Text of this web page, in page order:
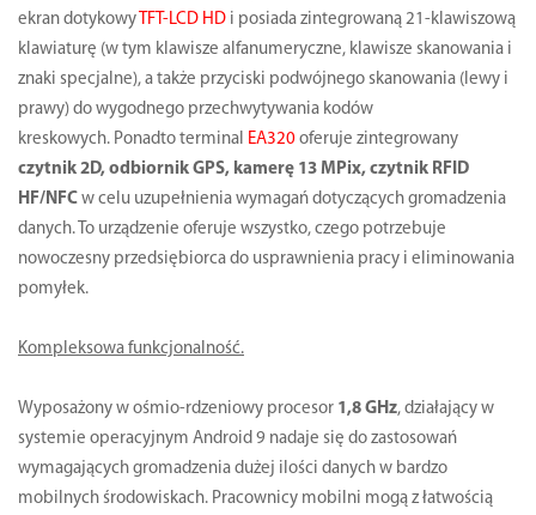
ekran dotykowy TFT-LCD HD i posiada zintegrowaną 21-klawiszową
klawiaturę (w tym klawisze alfanumeryczne, klawisze skanowania i
znaki specjalne), a także przyciski podwójnego skanowania (lewy i
prawy) do wygodnego przechwytywania kodów
kreskowych. Ponadto terminal EA320 oferuje zintegrowany
czytnik 2D, odbiornik GPS, kamerę 13 MPix, czytnik RFID
HF/NFC w celu uzupełnienia wymagań dotyczących gromadzenia
danych. To urządzenie oferuje wszystko, czego potrzebuje
nowoczesny przedsiębiorca do usprawnienia pracy i eliminowania
pomyłek.
Kompleksowa funkcjonalność.
Wyposażony w ośmio-rdzeniowy procesor 1,8 GHz, działający w
systemie operacyjnym Android 9 nadaje się do zastosowań
wymagających gromadzenia dużej ilości danych w bardzo
mobilnych środowiskach. Pracownicy mobilni mogą z łatwością